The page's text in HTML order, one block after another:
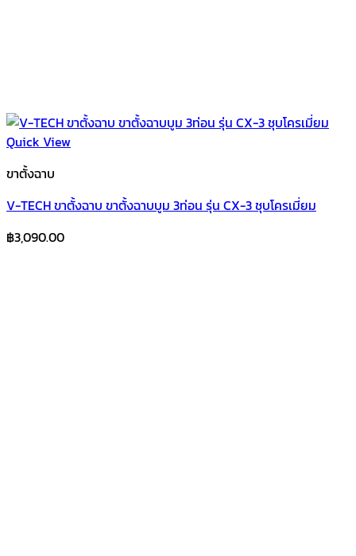
Quick View
ขาตั้งฉาบ
V-TECH ขาตั้งฉาบ ขาตั้งฉาบบูม 3ท่อน รุ่น CX-3 ชุบโครเมี่ยม
฿3,090.00